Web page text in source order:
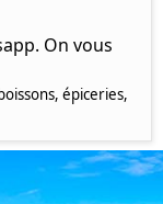
On vous
épiceries,